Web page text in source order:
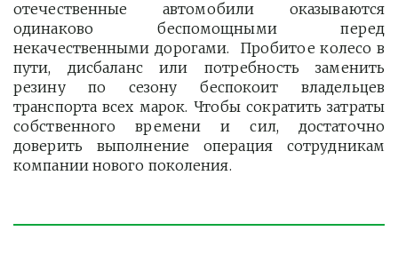
отечественные автомобили оказываются
одинаково беспомощными перед
некачественными дорогами. Пробитое колесо в
пути, дисбаланс или потребность заменить
резину по сезону беспокоит владельцев
транспорта всех марок. Чтобы сократить затраты
собственного времени и сил, достаточно
доверить выполнение операция сотрудникам
компании нового поколения.